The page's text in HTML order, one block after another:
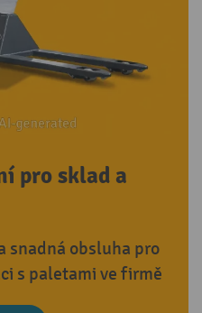
pro sklad a
snadná obsluha pro
s paletami ve firmě